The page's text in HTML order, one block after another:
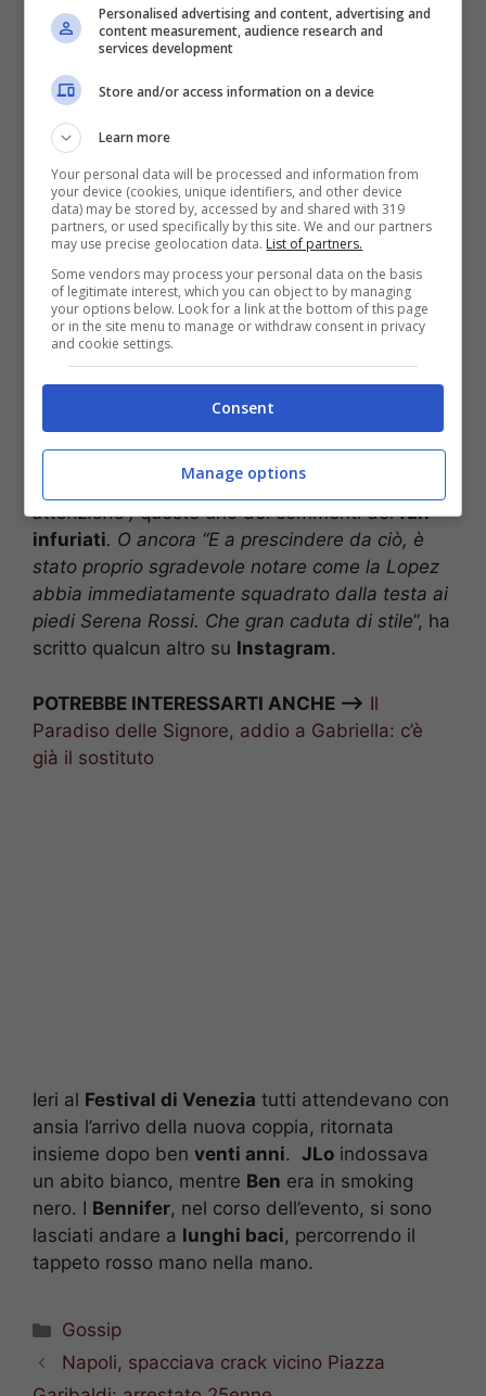
Serena Rossi (Getty Images)
Dopo la pubblicazione del video che mostra
questoimbarazzante siparietto,il pubblico dei
social si è scatenato
poco elegante nei confronti dell’attrice Serena
Rossi. “Sarà anche Jennifer Lopez, ma sei
ospite di un evento, quella che si è presentata è
la madrina della serata, prestale un po’ di
attenzione”,questo uno dei commenti deifan
infuriati. O ancora “E a prescindere da ciò, è
stato proprio sgradevole notare come la Lopez
abbia immediatamente squadrato dalla testa ai
piedi Serena Rossi. Che gran caduta di stile”, ha
scritto qualcun altro su Instagram.
POTREBBE INTERESSARTI ANCHE —> Il
Paradiso delle Signore, addio a Gabriella: c’è
già il sostituto
Ieri al Festival di Venezia tutti attendevano con
ansia l’arrivo della nuova coppia, ritornata
insieme dopo ben venti anni. JLo indossava
un abito bianco, mentre Ben era in smoking
nero. I Bennifer, nel corso dell’evento, si sono
lasciati andare a lunghi baci, percorrendo il
tappeto rosso mano nella mano.
Categorie
Gossip
Napoli, spacciava crack vicino Piazza
Personalised advertising and content, advertising and
content measurement, audience research and
services development
Store and/or access information on a device
Learn more
Your personal data will be processed and information from
your device (cookies, unique identifiers, and other device
data) may be stored by, accessed by and shared with 319
partners, or used specifically by this site. We and our partners
may use precise geolocation data. List of partners.
Some vendors may process your personal data on the basis
of legitimate interest, which you can object to by managing
your options below. Look for a link at the bottom of this page
or in the site menu to manage or withdraw consent in privacy
and cookie settings.
Consent
Manage options